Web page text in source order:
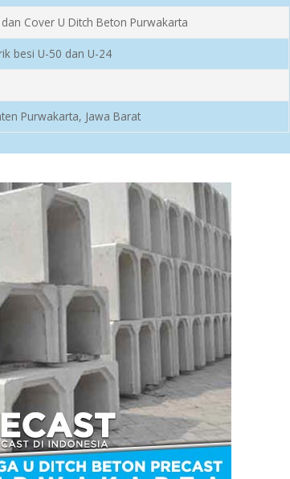
dan Cover U Ditch Beton Purwakarta
besi U-50 dan U-24
Purwakarta, Jawa Barat